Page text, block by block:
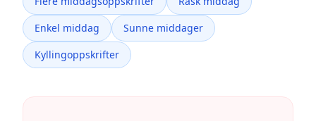
Enkel middag
Sunne middager
Kyllingoppskrifter